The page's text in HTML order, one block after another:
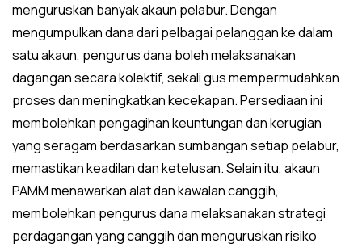
menguruskan banyak akaun pelabur. Dengan
mengumpulkan dana dari pelbagai pelanggan ke dalam
satu akaun, pengurus dana boleh melaksanakan
dagangan secara kolektif, sekali gus mempermudahkan
proses dan meningkatkan kecekapan. Persediaan ini
membolehkan pengagihan keuntungan dan kerugian
yang seragam berdasarkan sumbangan setiap pelabur,
memastikan keadilan dan ketelusan. Selain itu, akaun
PAMM menawarkan alat dan kawalan canggih,
membolehkan pengurus dana melaksanakan strategi
perdagangan yang canggih dan menguruskan risiko